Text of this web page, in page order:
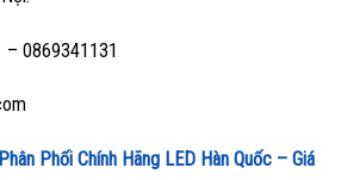
– 0869341131
Phối Chính Hãng LED Hàn Quốc – Giá